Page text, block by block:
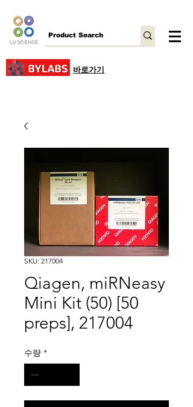
바로가기
SKU: 217004
Qiagen, miRNeasy
Mini Kit (50) [50
preps], 217004
수량 *